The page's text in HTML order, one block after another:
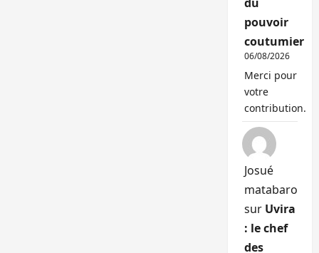
pouvoir
coutumier
06/08/2026
Merci pour
votre
contribution.
Josué
matabaro
sur Uvira
: le chef
des